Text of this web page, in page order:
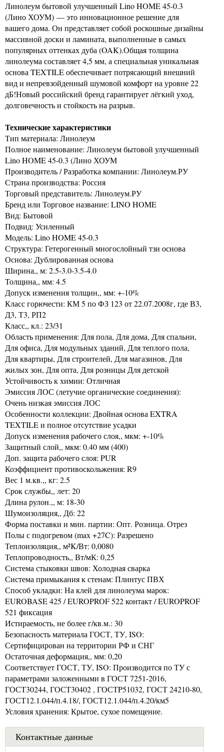
Линолеум бытовой улучшенный Lino HOME 45-0.3
(Лино ХОУМ) — это инновационное решение для
вашего дома. Он представляет собой роскошные дизайны
массивной доски и ламината, выполненные в самых
популярных оттенках дуба (OAK).Общая толщина
линолеума составляет 4,5 мм, а специальная уникальная
основа TEXTILE обеспечивает потрясающий внешний
вид и непревзойденный шумовой комфорт на уровне 22
дБ!Новый российский бренд гарантирует лёгкий уход,
долговечность и стойкость на разрыв.
Технические характеристики
Тип материала: Линолеум
Полное наименование: Линолеум бытовой улучшенный
Lino HOME 45-0.3 (Лино ХОУМ
Производитель / Разработка компании: Линолеум.РУ
Страна производства: Россия
Торговый представитель: Линолеум.РУ
Бренд или Торговое название: LINO HOME
Вид: Бытовой
Подвид: Усиленный
Модель: Lino HOME 45-0.3
Структура: Гетерогенный многослойный тзи основа
Основа: Дублированная основа
Ширина,, м: 2.5-3.0-3.5-4.0
Толщина,, мм: 4.5
Допуск изменения толщин,, мм: +-10%
Класс горючести: КМ 5 по ФЗ 123 от 22.07.2008г, где В3,
Д3, Т3, РП2
Класс,, кл.: 23/31
Область применения: Для пола, Для дома, Для спальни,
Для офиса, Для модульных зданий, Для теплого пола,
Для квартиры, Для строителей, Для магазинов, Для
жилых зон, Для опта, Для розницы Для детской
Устойчивость к химии: Отличная
Эмиссия ЛОС (летучие органические соединения):
Очень низкая эмиссия ЛОС
Особенности коллекции: Двойная основа EXTRA
TEXTILE и полное отсутствие усадки
Допуск изменения рабочего слоя,, мкм: +-10%
Защитный слой,, мкм: 0.40 мм (400)
Доп. защита рабочего слоя: PUR
Коэффициент противоскольжения: R9
Вес 1 м.кв.,, кг: 2.5
Срок службы,, лет: 20
Длина рулон.,, м: 18-30
Шумоизоляция,, Дб: 22
Форма поставки и мин. партии: Опт. Розница. Отрез
Полы с подогревом (max +27C): Разрешено
Теплоизоляция,, м²K/Вт: 0,0080
Теплопроводность,, Вт/мК: 0,25
Система стыковки швов: Холодная сварка
Система примыкания к стенам: Плинтус ПВХ
Способ укладки: На клей для линолеума марок:
EUROBASE 425 / EUROPROF 522 контакт / EUROPROF
521 фиксация
Истираемость, не более г/кв.м.: 30
Безопасность материала ГОСТ, ТУ, ISO:
Сертифицирован на территории РФ и СНГ
Остаточная деформация,, мм: 0,20
Соответствует ГОСТ, ТУ, ISO: Производится по ТУ с
параметрами заложенными в ГОСТ 7251-2016,
ГОСТ30244, ГОСТ30402 , ГОСТP51032, ГОСТ 24210-80,
ГОСТ12.1.044/п.4.18/, ГОСТ12.1.044/п.4.20/км5
Условия хранения: Крытое, сухое помещение.
Контактные данные